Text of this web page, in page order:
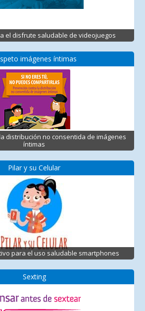
el disfrute saludable de videojuegos
imágenes íntimas
distribución no consentida de imágenes
íntimas
Pilar y su Celular
para el uso saludable smartphones
Sexting